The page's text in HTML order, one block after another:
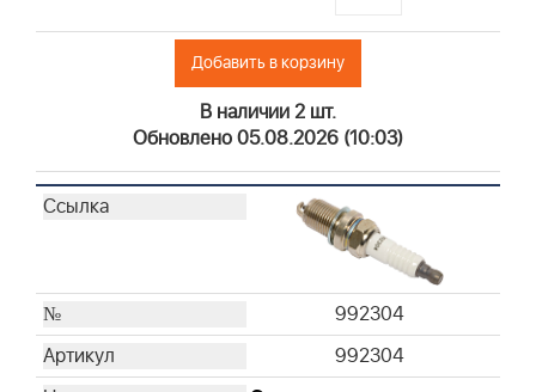
795115
992376
71794S
271939
271962S
272403S
Добавить в корзину
В наличии 2 шт.
Обновлено 05.08.2026 (10:03)
992304
992304